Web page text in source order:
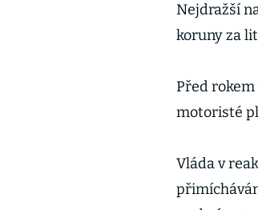
Nejdražší
koruny za
Před rokem
motoristé
Vláda v